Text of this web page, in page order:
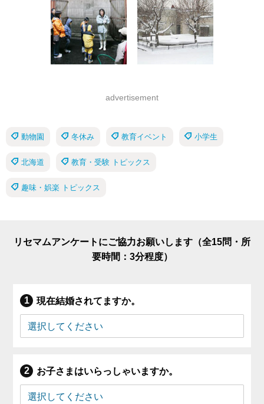
advertisement
動物園 冬休み 教育イベント 小学生
北海道 教育・受験 トピックス
趣味・娯楽 トピックス
リセマムアンケートにご協力お願いします（全15問・所
要時間：3分程度）
現在結婚されてますか。
お子さまはいらっしゃいますか。